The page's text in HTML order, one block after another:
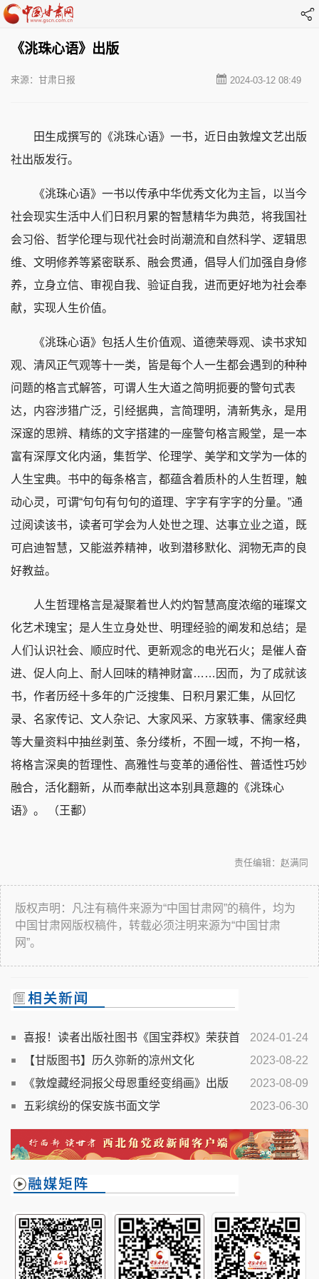
《洮珠心语》出版
2024-03-12 08:49
来源：甘肃日报
田生成撰写的《洮珠心语》一书，近日由敦煌文艺出版
社出版发行。
《洮珠心语》一书以传承中华优秀文化为主旨，以当今
社会现实生活中人们日积月累的智慧精华为典范，将我国社
会习俗、哲学伦理与现代社会时尚潮流和自然科学、逻辑思
维、文明修养等紧密联系、融会贯通，倡导人们加强自身修
养，立身立信、审视自我、验证自我，进而更好地为社会奉
献，实现人生价值。
《洮珠心语》包括人生价值观、道德荣辱观、读书求知
观、清风正气观等十一类，皆是每个人一生都会遇到的种种
问题的格言式解答，可谓人生大道之简明扼要的警句式表
达，内容涉猎广泛，引经据典，言简理明，清新隽永，是用
深邃的思辨、精练的文字搭建的一座警句格言殿堂，是一本
富有深厚文化内涵，集哲学、伦理学、美学和文学为一体的
人生宝典。书中的每条格言，都蕴含着质朴的人生哲理，触
动心灵，可谓“句句有句句的道理、字字有字字的分量。”通
过阅读该书，读者可学会为人处世之理、达事立业之道，既
可启迪智慧，又能滋养精神，收到潜移默化、润物无声的良
好教益。
人生哲理格言是凝聚着世人灼灼智慧高度浓缩的璀璨文
化艺术瑰宝；是人生立身处世、明理经验的阐发和总结；是
人们认识社会、顺应时代、更新观念的电光石火；是催人奋
进、促人向上、耐人回味的精神财富……因而，为了成就该
书，作者历经十多年的广泛搜集、日积月累汇集，从回忆
录、名家传记、文人杂记、大家风采、方家轶事、儒家经典
等大量资料中抽丝剥茧、条分缕析，不囿一域，不拘一格，
将格言深奥的哲理性、高雅性与变革的通俗性、普适性巧妙
融合，活化翻新，从而奉献出这本别具意趣的《洮珠心
语》。 （王鄱）
责任编辑：赵满同
版权声明：凡注有稿件来源为“中国甘肃网”的稿件，均为
中国甘肃网版权稿件，转载必须注明来源为“中国甘肃
网”。
2024-01-24
喜报！读者出版社图书《国宝莽权》荣获首
届“新莽权衡文艺奖”文学类一等奖
2023-08-22
【甘版图书】历久弥新的凉州文化
2023-08-09
《敦煌藏经洞报父母恩重经变绢画》出版
2023-06-30
五彩缤纷的保安族书面文学